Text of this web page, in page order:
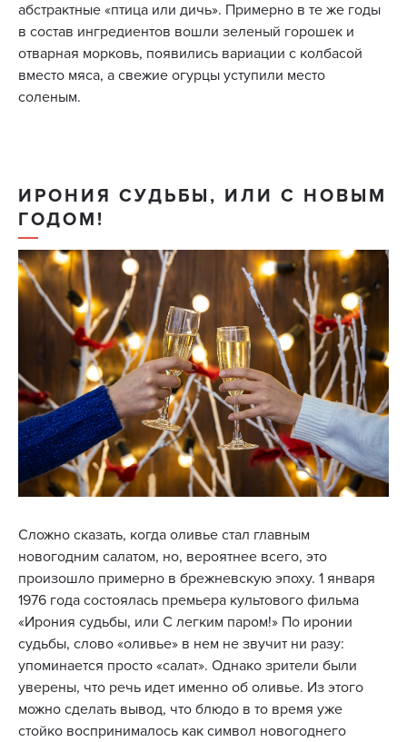
абстрактные «птица или дичь». Примерно в те же годы
в состав ингредиентов вошли зеленый горошек и
отварная морковь, появились вариации с колбасой
вместо мяса, а свежие огурцы уступили место
соленым.
ИРОНИЯ СУДЬБЫ, ИЛИ С НОВЫМ
ГОДОМ!
Сложно сказать, когда оливье стал главным
новогодним салатом, но, вероятнее всего, это
произошло примерно в брежневскую эпоху. 1 января
1976 года состоялась премьера культового фильма
«Ирония судьбы, или С легким паром!» По иронии
судьбы, слово «оливье» в нем не звучит ни разу:
упоминается просто «салат». Однако зрители были
уверены, что речь идет именно об оливье. Из этого
можно сделать вывод, что блюдо в то время уже
стойко воспринималось как символ новогоднего